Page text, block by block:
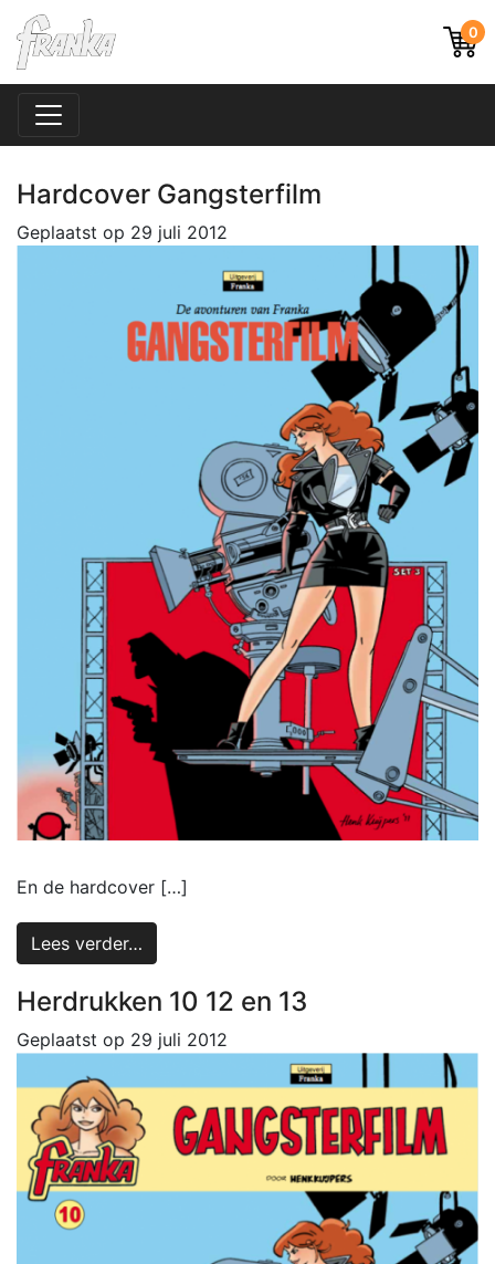
0
Hardcover Gangsterfilm
Geplaatst op 29 juli 2012
En de hardcover […]
Lees verder…
Herdrukken 10 12 en 13
Geplaatst op 29 juli 2012